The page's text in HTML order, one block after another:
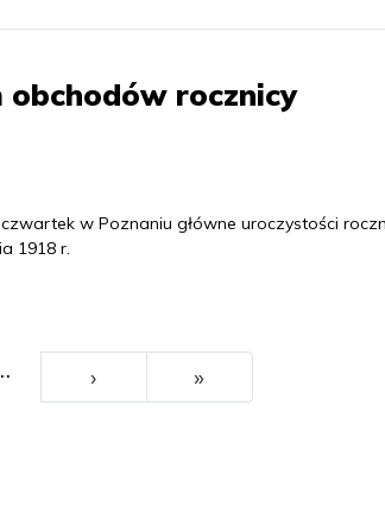
obchodów rocznicy
w Poznaniu główne uroczystości
1918 r.
››› »Ostatni